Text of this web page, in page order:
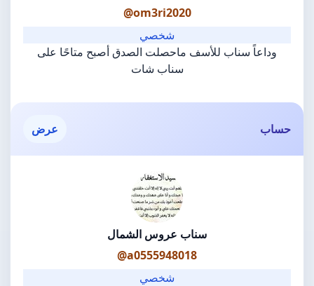
@om3ri2020
شخصي
وداعاً سناب للأسف ماحصلت الصدق أصبح متاحًا على
سناب شات
حساب عرض
سناب عروس الشمال
@a0555948018
شخصي